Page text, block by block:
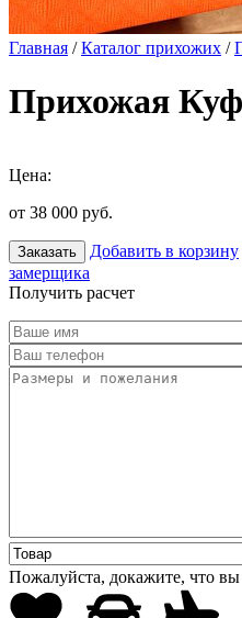
Главная /Каталог прихожих /
Прихожая
Цена:
от 38 000 руб.
Заказать Добавить в корзину
замерщика
Получить расчет
Пожалуйста, докажите, что